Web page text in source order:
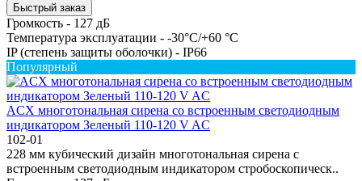
Быстрый заказ
Громкость - 127 дБ
Температура эксплуатации - -30°C/+60 °C
IP (степень защиты оболочки) - IP66
Популярный
ACX многотональная сирена со встроенным светодиодным
индикатором Зеленый 110-120 V AC
102-01
228 мм кубический дизайн многотональная сирена с
встроенным светодиодным индикатором стробоскопическ..